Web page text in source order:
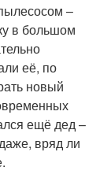
–
в большом
её, по
новый
ещё дед –
вряд ли